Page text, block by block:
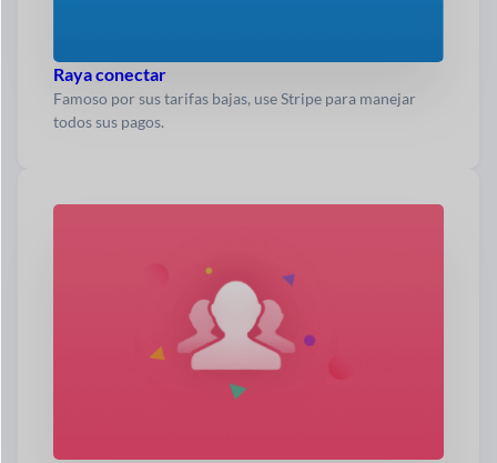
Raya conectar
Famoso por sus tarifas bajas, use Stripe para manejar
todos sus pagos.